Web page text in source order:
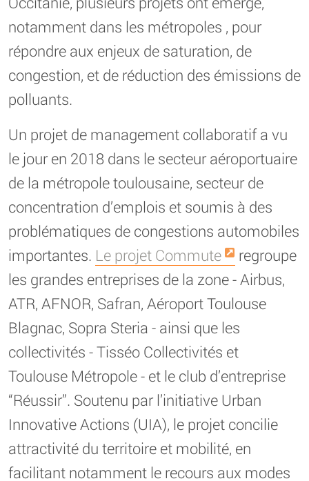
notamment dans les métropoles , pour
répondre aux enjeux de saturation, de
congestion, et de réduction des émissions de
polluants.
Un projet de management collaboratif a vu
le jour en 2018 dans le secteur aéroportuaire
de la métropole toulousaine, secteur de
concentration d’emplois et soumis à des
problématiques de congestions automobiles
importantes. Le projet Commute
regroupe
les grandes entreprises de la zone - Airbus,
ATR, AFNOR, Safran, Aéroport Toulouse
Blagnac, Sopra Steria - ainsi que les
collectivités - Tisséo Collectivités et
Toulouse Métropole - et le club d’entreprise
“Réussir”. Soutenu par l’initiative Urban
Innovative Actions (UIA), le projet concilie
attractivité du territoire et mobilité, en
facilitant notamment le recours aux modes